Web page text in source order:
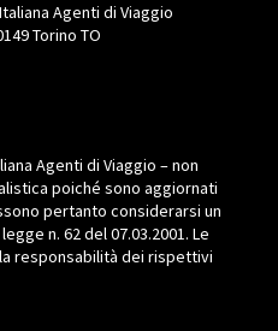
Agenti di Viaggio
Torino TO
Agenti di Viaggio – non
poiché sono aggiornati
pertanto considerarsi un
n. 62 del 07.03.2001. Le
responsabilità dei rispettivi